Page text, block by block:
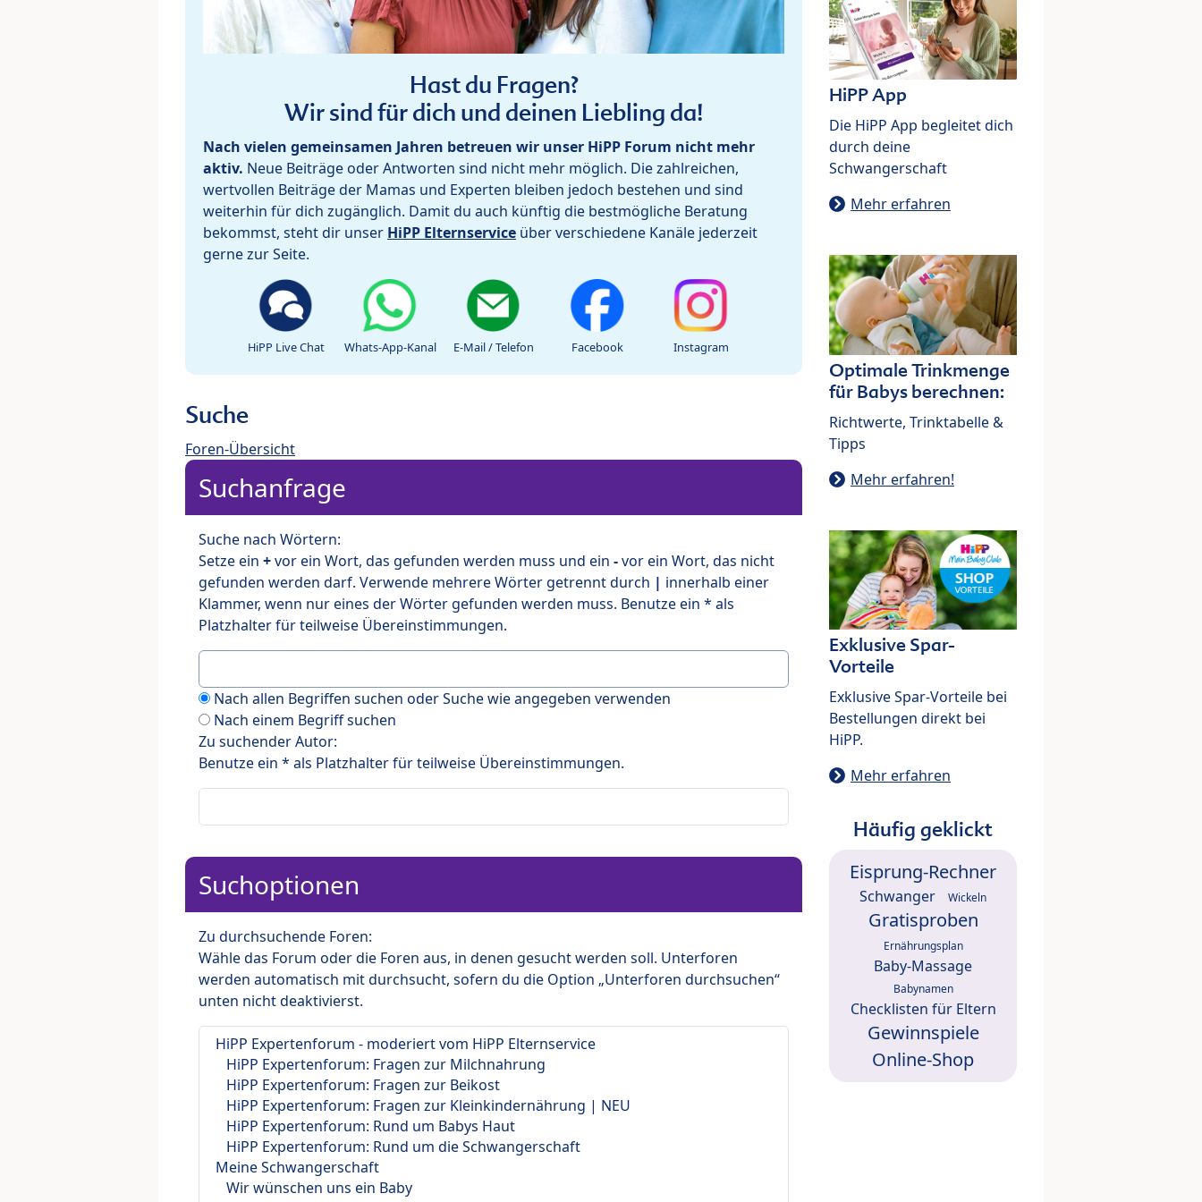
Hast du Fragen?
Wir sind für dich und deinen Liebling da!
Nach vielen gemeinsamen Jahren betreuen wir unser HiPP Forum nicht mehr
aktiv. Neue Beiträge oder Antworten sind nicht mehr möglich. Die zahlreichen,
wertvollen Beiträge der Mamas und Experten bleiben jedoch bestehen und sind
weiterhin für dich zugänglich. Damit du auch künftig die bestmögliche Beratung
bekommst, steht dir unser HiPP Elternservice über verschiedene Kanäle jederzeit
gerne zur Seite.
HiPP Live Chat Whats-App-Kanal E-Mail / Telefon Facebook Instagram
Suche
Foren-Übersicht
Suchanfrage
Suche nach Wörtern:
Setze ein +vor ein Wort, das gefunden werden muss und ein -vor ein Wort, das nicht
gefunden werden darf. Verwende mehrere Wörter getrennt durch | innerhalb einer
Klammer, wenn nur eines der Wörter gefunden werden muss. Benutze ein * als
Platzhalter für teilweise Übereinstimmungen.
Nach allen Begriffen suchen oder Suche wie angegeben verwenden
Nach einem Begriff suchen
Zu suchender Autor:
Benutze ein * als Platzhalter für teilweise Übereinstimmungen.
Suchoptionen
Zu durchsuchende Foren:
Wähle das Forum oder die Foren aus, in denen gesucht werden soll. Unterforen
werden automatisch mit durchsucht, sofern du die Option „Unterforen durchsuchen“
unten nicht deaktivierst.
HiPP App
Die HiPP App begleitet dich
durch deine
Schwangerschaft
Mehr erfahren
Optimale Trinkmenge
für Babys berechnen:
Richtwerte, Trinktabelle &
Tipps
Mehr erfahren!
Exklusive Spar-
Vorteile
Exklusive Spar-Vorteile bei
Bestellungen direkt bei
HiPP.
Mehr erfahren
Häufig geklickt
Eisprung-Rechner
Schwanger Wickeln
Gratisproben
Ernährungsplan
Baby-Massage
Babynamen
Checklisten für Eltern
Gewinnspiele
Online-Shop